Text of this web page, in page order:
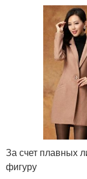
За счет плавных
фигуру